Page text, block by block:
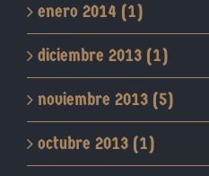
enero 2014 (1)
diciembre 2013 (1)
noviembre 2013 (5)
octubre 2013 (1)